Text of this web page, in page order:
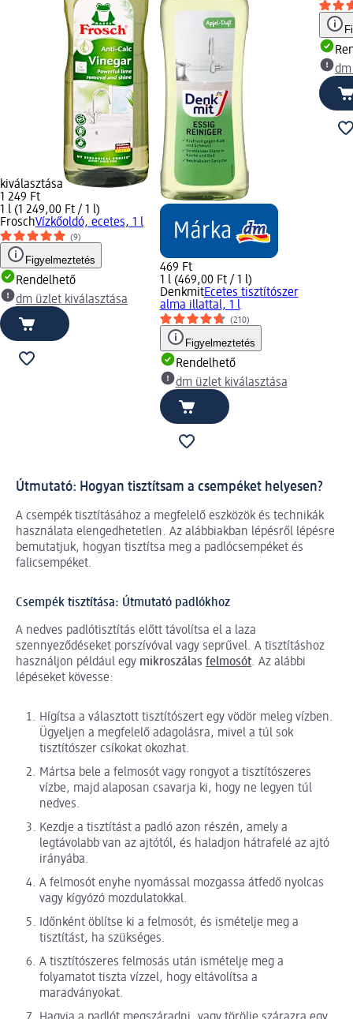
kiválasztása
1 249 Ft
1 l (1 249,00 Ft / 1 l)
FroschVízkőoldó, ecetes, 1 l
(9)
Figyelmeztetés
Rendelhető
dm üzlet kiválasztása
469 Ft
1 l (469,00 Ft / 1 l)
DenkmitEcetes tisztítószer
alma illattal, 1 l
(210)
Figyelmeztetés
Rendelhető
dm üzlet kiválasztása
Útmutató: Hogyan tisztítsam a csempéket helyesen?
A csempék tisztításához a megfelelő eszközök és technikák
használata elengedhetetlen. Az alábbiakban lépésről lépésre
bemutatjuk, hogyan tisztítsa meg a padlócsempéket és
falicsempéket.
Csempék tisztítása: Útmutató padlókhoz
A nedves padlótisztítás előtt távolítsa el a laza
szennyeződéseket porszívóval vagy seprűvel. A tisztításhoz
használjon például egy mikroszálas felmosót. Az alábbi
lépéseket kövesse:
Hígítsa a választott tisztítószert egy vödör meleg vízben.
Ügyeljen a megfelelő adagolásra, mivel a túl sok
tisztítószer csíkokat okozhat.
Mártsa bele a felmosót vagy rongyot a tisztítószeres
vízbe, majd alaposan csavarja ki, hogy ne legyen túl
nedves.
Kezdje a tisztítást a padló azon részén, amely a
legtávolabb van az ajtótól, és haladjon hátrafelé az ajtó
irányába.
A felmosót enyhe nyomással mozgassa átfedő nyolcas
vagy kígyózó mozdulatokkal.
Időnként öblítse ki a felmosót, és ismételje meg a
tisztítást, ha szükséges.
A tisztítószeres felmosás után ismételje meg a
folyamatot tiszta vízzel, hogy eltávolítsa a
maradványokat.